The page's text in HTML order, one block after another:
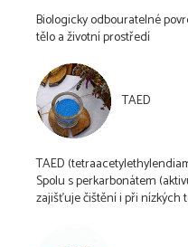
Biologicky odbouratelné
tělo a životní prostředí
TAED
TAED
Spolu s perkarbonátem
zajišťuje čištění i při nízkých